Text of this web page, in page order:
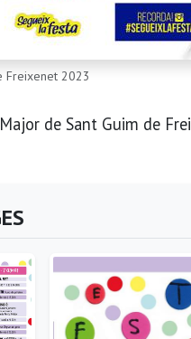
Freixenet 2023
de Sant Guim de